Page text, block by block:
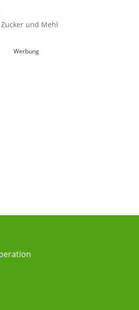
und Mehl
Werbung